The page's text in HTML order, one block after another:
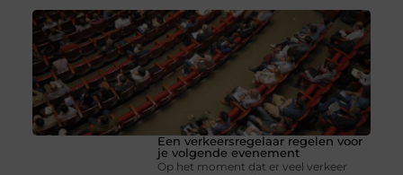
Een verkeersregelaar regelen voor
je volgende evenement
Op het moment dat er veel verkeer